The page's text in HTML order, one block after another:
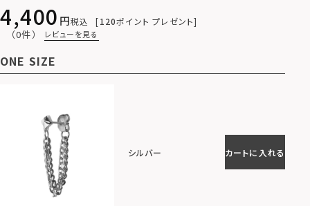
4,400 税込 120ポイント プレゼント
（0件） レビューを見る
ONE SIZE
シルバー カートに入れる